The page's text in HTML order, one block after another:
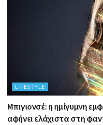
LIFESTYLE
Μπιγιονσέ: η ημίγυμνη
αφήνει ελάχιστα στη